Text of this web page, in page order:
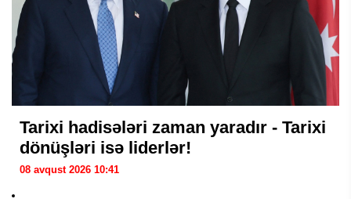
Tarixi hadisələri zaman yaradır - Tarixi
dönüşləri isə liderlər!
08 avqust 2026 10:41